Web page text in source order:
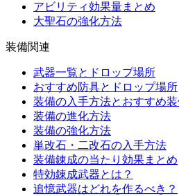
アビリティ効果量まとめ
大聖石の強化方法
装備関連
武器一覧とドロップ場所
おすすめ防具とドロップ場所
装備の入手方法とおすすめ
装備の進化方法
装備の強化方法
単改石・二改石の入手方法
装備錬成の当たり効果まとめ
特効錬成武器とは？
追憶武器はどれを作るべき？